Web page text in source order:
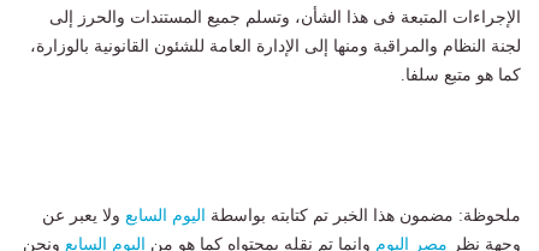
الإجراءات المتبعة فى هذا الشأن، وتسلم جميع المستندات والحرز إلى
لجنة النظام والمراقبة ومنها إلى الإدارة العامة للشئون القانونية بالوزارة،
كما هو متبع سلفا.
ملحوظة: مضمون هذا الخبر تم كتابته بواسطة اليوم السابع ولا يعبر عن
وجهة نظر مصر اليوم وانما تم نقله بمحتواه كما هو من اليوم السابع ونحن